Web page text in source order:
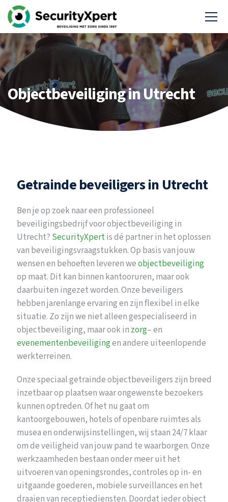
Objectbeveiliging in Utrecht
Getrainde beveiligers in Utrecht
Ben je op zoek naar een professioneel
beveiligingsbedrijf voor objectbeveiliging in
Utrecht? SecurityXpertis dé partner in het oplossen
van beveiligingsvraagstukken. Op basis van jouw
wensen en behoeften leveren weobjectbeveiliging
op maat. Dit kan binnen kantooruren, maar ook
daarbuiten ingezet worden. Onze beveiligers
hebben jarenlange ervaring en zijn flexibel in elke
situatie. Zo zijn we niet alleen gespecialiseerd in
objectbeveiliging, maar ook in zorg– en
evenementenbeveiligingen andere uiteenlopende
werkterreinen.
Onze speciaal getrainde objectbeveiligers zijn breed
inzetbaar op plaatsen waar ongewenste bezoekers
kunnen optreden. Of het nu gaat om
kantoorgebouwen, hotels of openbare ruimtes als
musea en onderwijsinstellingen, wij staan 24/7 klaar
om de veiligheid van jouw pand te waarborgen. Onze
werkzaamheden bestaan onder meer uit het
uitvoeren van openingsrondes, controles op in- en
uitgaande goederen, mobiele surveillances en het
draaien van receptiediensten. Doordat ieder object